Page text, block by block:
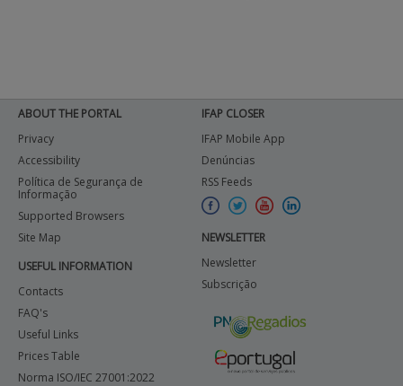
ABOUT THE PORTAL
Privacy
Accessibility
Política de Segurança de
Informação
Supported Browsers
Site Map
USEFUL INFORMATION
Contacts
FAQ's
Useful Links
Prices Table
Norma ISO/IEC 27001:2022
IFAP CLOSER
IFAP Mobile App
Denúncias
RSS Feeds
NEWSLETTER
Newsletter
Subscrição